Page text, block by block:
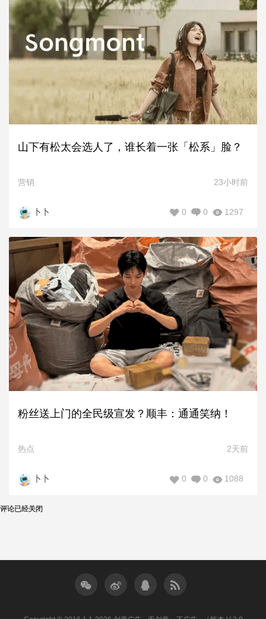
山下有松太会选人了，谁长着一张「松系」脸？
营销 23小时前
卜卜 1297
0
0
粉丝送上门的全民级宣发？顺丰：通通笑纳！
热点 2天前
卜卜 1088
0
0
评论已经关闭